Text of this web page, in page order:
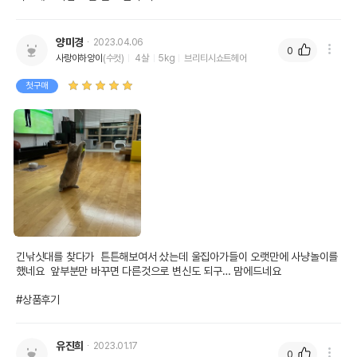
양미경
2023.04.06
사랑이하양이 (수컷) 4살 5kg 브리티시쇼트헤어
첫구매
긴낚싯대를 찾다가  튼튼해보여서 샀는데 울집아가들이 오랫만에 사냥놀이를
했네요  앞부분만 바꾸면 다른것으로 변신도 되구… 맘에드네요
#상품후기
0
유진희
2023.01.17
0